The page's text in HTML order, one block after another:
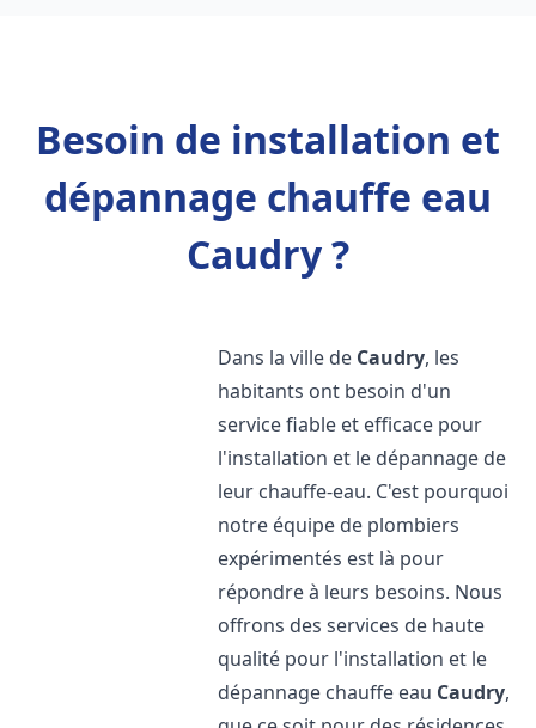
Besoin de installation et
dépannage chauffe eau
Caudry ?
Dans la ville de Caudry, les
habitants ont besoin d'un
service fiable et efficace pour
l'installation et le dépannage de
leur chauffe-eau. C'est pourquoi
notre équipe de plombiers
expérimentés est là pour
répondre à leurs besoins. Nous
offrons des services de haute
qualité pour l'installation et le
dépannage chauffe eau Caudry,